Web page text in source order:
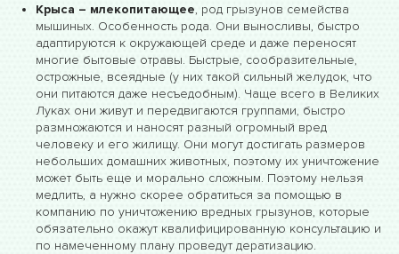
Крыса – млекопитающее, род грызунов семейства
мышиных. Особенность рода. Они выносливы, быстро
адаптируются к окружающей среде и даже переносят
многие бытовые отравы. Быстрые, сообразительные,
острожные, всеядные (у них такой сильный желудок, что
они питаются даже несъедобным). Чаще всего в Великих
Луках они живут и передвигаются группами, быстро
размножаются и наносят разный огромный вред
человеку и его жилищу. Они могут достигать размеров
небольших домашних животных, поэтому их уничтожение
может быть еще и морально сложным. Поэтому нельзя
медлить, а нужно скорее обратиться за помощью в
компанию по уничтожению вредных грызунов, которые
обязательно окажут квалифицированную консультацию и
по намеченному плану проведут дератизацию.